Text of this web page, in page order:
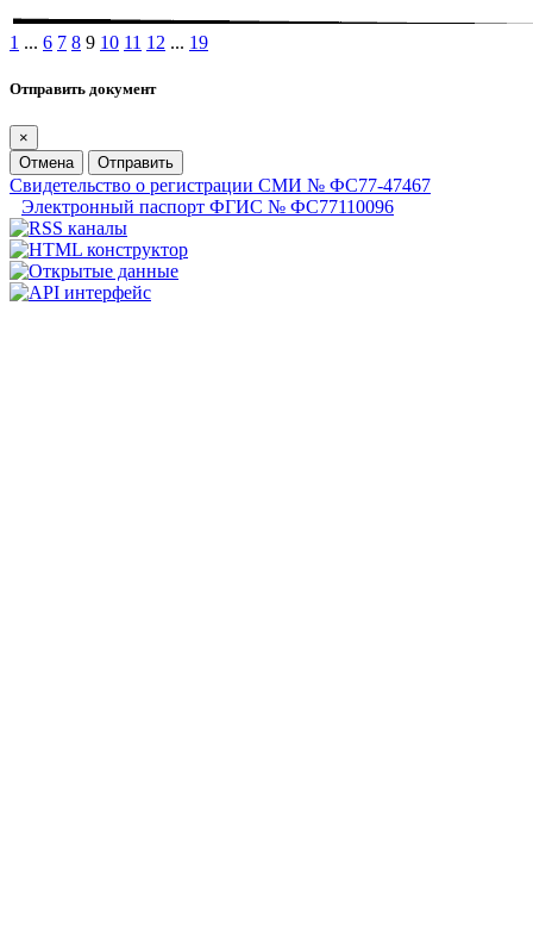
1 ... 6 7 8 9 10 11 12 ... 19
Отправить документ
×
Отмена
Отправить
Свидетельство о регистрации СМИ № ФС77-47467
Электронный паспорт ФГИС № ФС77110096